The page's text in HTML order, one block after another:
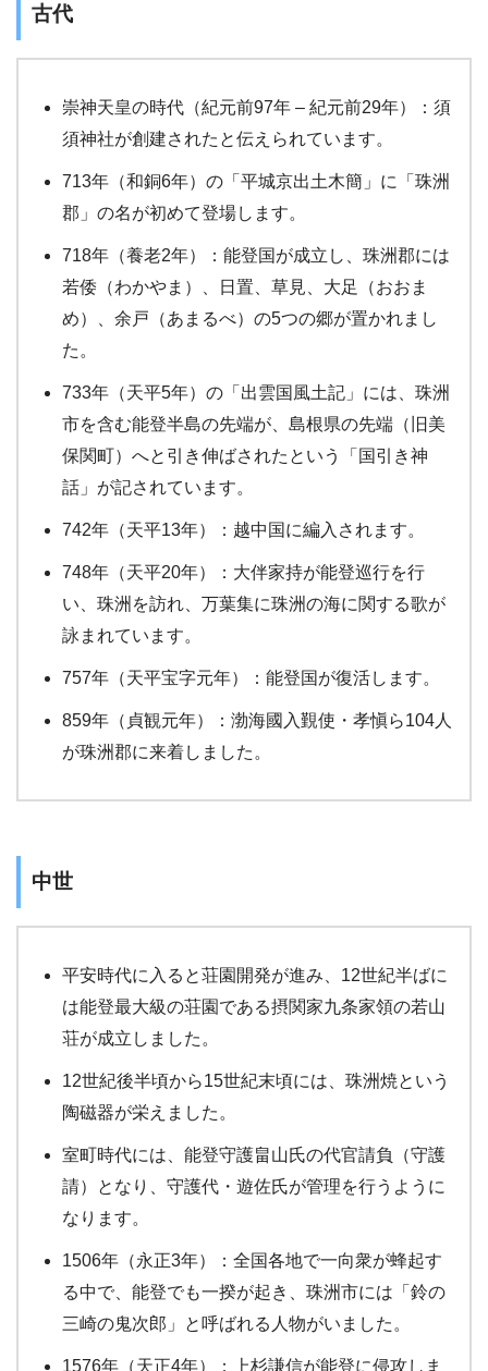
古代
崇神天皇の時代（紀元前97年 – 紀元前29年）：須
須神社が創建されたと伝えられています。
713年（和銅6年）の「平城京出土木簡」に「珠洲
郡」の名が初めて登場します。
718年（養老2年）：能登国が成立し、珠洲郡には
若倭（わかやま）、日置、草見、大足（おおま
め）、余戸（あまるべ）の5つの郷が置かれまし
た。
733年（天平5年）の「出雲国風土記」には、珠洲
市を含む能登半島の先端が、島根県の先端（旧美
保関町）へと引き伸ばされたという「国引き神
話」が記されています。
742年（天平13年）：越中国に編入されます。
748年（天平20年）：大伴家持が能登巡行を行
い、珠洲を訪れ、万葉集に珠洲の海に関する歌が
詠まれています。
757年（天平宝字元年）：能登国が復活します。
859年（貞観元年）：渤海國入覲使・孝愼ら104人
が珠洲郡に来着しました。
中世
平安時代に入ると荘園開発が進み、12世紀半ばに
は能登最大級の荘園である摂関家九条家領の若山
荘が成立しました。
12世紀後半頃から15世紀末頃には、珠洲焼という
陶磁器が栄えました。
室町時代には、能登守護畠山氏の代官請負（守護
請）となり、守護代・遊佐氏が管理を行うように
なります。
1506年（永正3年）：全国各地で一向衆が蜂起す
る中で、能登でも一揆が起き、珠洲市には「鈴の
三崎の鬼次郎」と呼ばれる人物がいました。
1576年（天正4年）：上杉謙信が能登に侵攻しま